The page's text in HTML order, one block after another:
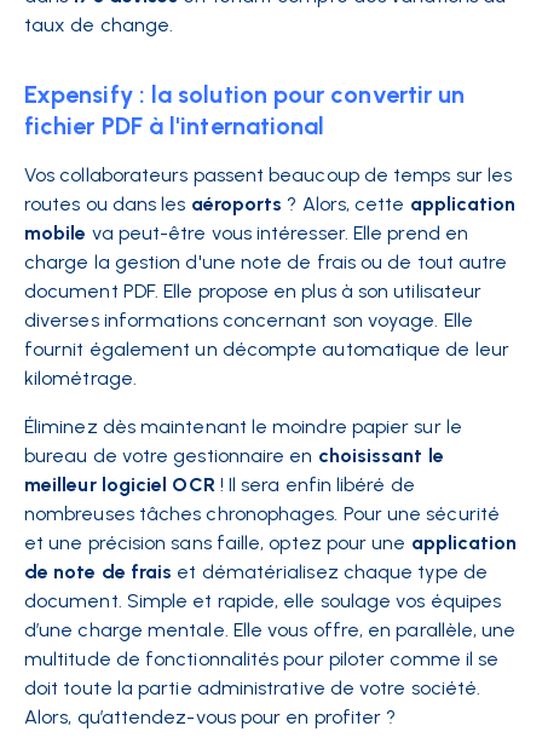
taux de change.
Expensify : la solution pour convertir un
fichier PDF à l'international
Vos collaborateurs passent beaucoup de temps sur les
routes ou dans les aéroports ? Alors, cette application
mobile va peut-être vous intéresser. Elle prend en
charge la gestion d'une note de frais ou de tout autre
document PDF. Elle propose en plus à son utilisateur
diverses informations concernant son voyage. Elle
fournit également un décompte automatique de leur
kilométrage.
Éliminez dès maintenant le moindre papier sur le
bureau de votre gestionnaire en choisissant le
meilleur logiciel OCR! Il sera enfin libéré de
nombreuses tâches chronophages. Pour une sécurité
et une précision sans faille, optez pour une application
de note de frais et dématérialisez chaque type de
document. Simple et rapide, elle soulage vos équipes
d’une charge mentale. Elle vous offre, en parallèle, une
multitude de fonctionnalités pour piloter comme il se
doit toute la partie administrative de votre société.
Alors, qu’attendez-vous pour en profiter ?